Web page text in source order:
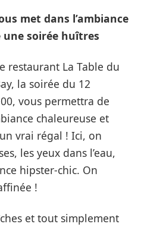
met dans l’ambiance
soirée huîtres
restaurant La Table du
la soirée du 12
vous permettra de
chaleureuse et
vrai régal ! Ici, on
les yeux dans l’eau,
hipster-chic. On
!
et tout simplement